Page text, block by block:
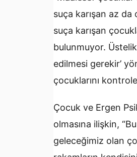
suça karışan az
suça karışan
bulunmuyor.
edilmesi gerekir’
çocuklarını
Çocuk ve Ergen
olmasına ilişkin,
geleceğimiz olan